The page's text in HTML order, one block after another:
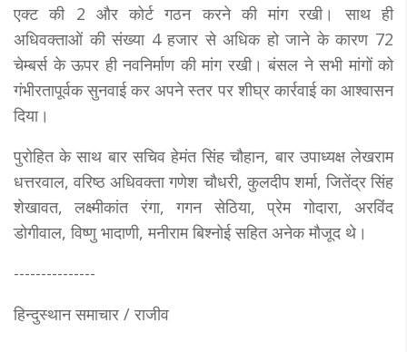
एक्ट की 2 और कोर्ट गठन करने की मांग रखी। साथ ही
अधिवक्ताओं की संख्या 4 हजार से अधिक हो जाने के कारण 72
चेम्बर्स के ऊपर ही नवनिर्माण की मांग रखी। बंसल ने सभी मांगों को
गंभीरतापूर्वक सुनवाई कर अपने स्तर पर शीघ्र कार्रवाई का आश्वासन
दिया।
पुरोहित के साथ बार सचिव हेमंत सिंह चौहान, बार उपाध्यक्ष लेखराम
धत्तरवाल, वरिष्ठ अधिवक्ता गणेश चौधरी, कुलदीप शर्मा, जितेंद्र सिंह
शेखावत, लक्ष्मीकांत रंगा, गगन सेठिया, प्रेम गोदारा, अरविंद
डोगीवाल, विष्णु भादाणी, मनीराम बिश्नोई सहित अनेक मौजूद थे।
---------------
हिन्दुस्थान समाचार / राजीव